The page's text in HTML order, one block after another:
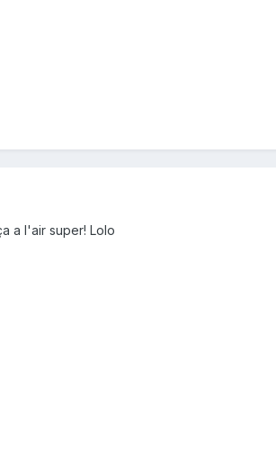
a l'air super! Lolo